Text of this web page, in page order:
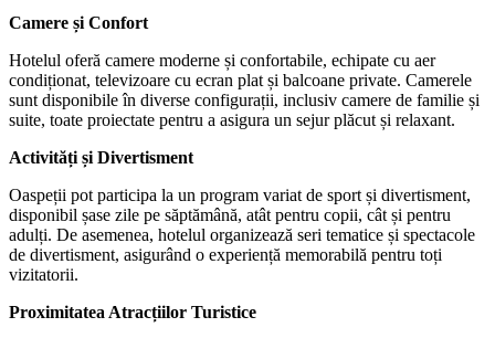
Camere și Confort
Hotelul oferă camere moderne și confortabile, echipate cu aer
condiționat, televizoare cu ecran plat și balcoane private. Camerele
sunt disponibile în diverse configurații, inclusiv camere de familie și
suite, toate proiectate pentru a asigura un sejur plăcut și relaxant.
Activități și Divertisment
Oaspeții pot participa la un program variat de sport și divertisment,
disponibil șase zile pe săptămână, atât pentru copii, cât și pentru
adulți. De asemenea, hotelul organizează seri tematice și spectacole
de divertisment, asigurând o experiență memorabilă pentru toți
vizitatorii.
Proximitatea Atracțiilor Turistice